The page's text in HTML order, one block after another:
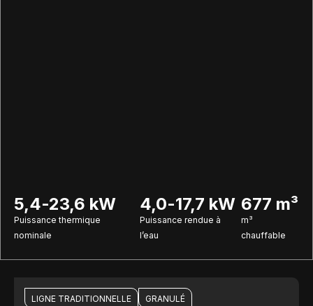
5,4-23,6 kW
Puissance thermique
nominale
4,0-17,7 kW
Puissance rendue à
l’eau
677 m³
m³
chauffable
LIGNE TRADITIONNELLE GRANULÉ